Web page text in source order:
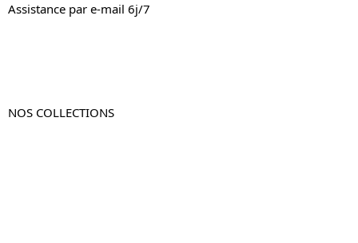
Assistance par e-mail 6j/7
NOS COLLECTIONS